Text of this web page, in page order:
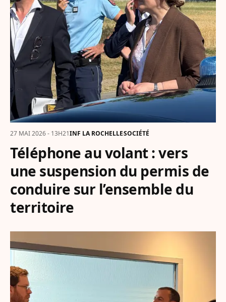
27 MAI 2026 - 13H21INF LA ROCHELLESOCIÉTÉ
Téléphone au volant : vers
une suspension du permis de
conduire sur l’ensemble du
territoire